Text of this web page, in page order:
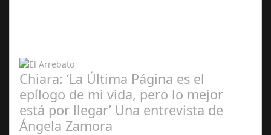
Chiara: ‘La Última Página es el
epílogo de mi vida, pero lo mejor
está por llegar’ Una entrevista de
Ángela Zamora